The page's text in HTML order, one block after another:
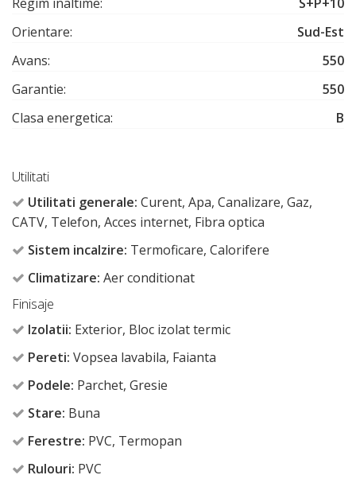
Orientare:
Sud-Est
Avans:
550
Garantie:
550
Clasa energetica:
B
Utilitati
Utilitati generale: Curent, Apa, Canalizare, Gaz,
CATV, Telefon, Acces internet, Fibra optica
Sistem incalzire: Termoficare, Calorifere
Climatizare: Aer conditionat
Finisaje
Izolatii: Exterior, Bloc izolat termic
Pereti: Vopsea lavabila, Faianta
Podele: Parchet, Gresie
Stare: Buna
Ferestre: PVC, Termopan
Rulouri: PVC